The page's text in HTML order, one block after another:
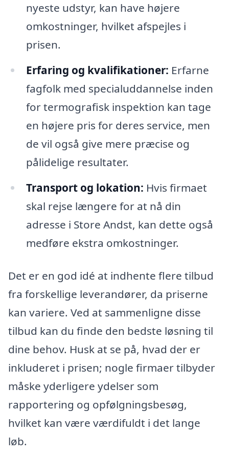
nyeste udstyr, kan have højere
omkostninger, hvilket afspejles i
prisen.
Erfaring og kvalifikationer: Erfarne
fagfolk med specialuddannelse inden
for termografisk inspektion kan tage
en højere pris for deres service, men
de vil også give mere præcise og
pålidelige resultater.
Transport og lokation: Hvis firmaet
skal rejse længere for at nå din
adresse i Store Andst, kan dette også
medføre ekstra omkostninger.
Det er en god idé at indhente flere tilbud
fra forskellige leverandører, da priserne
kan variere. Ved at sammenligne disse
tilbud kan du finde den bedste løsning til
dine behov. Husk at se på, hvad der er
inkluderet i prisen; nogle firmaer tilbyder
måske yderligere ydelser som
rapportering og opfølgningsbesøg,
hvilket kan være værdifuldt i det lange
løb.